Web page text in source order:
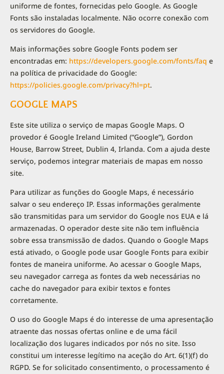
uniforme de fontes, fornecidas pelo Google. As Google
Fonts são instaladas localmente. Não ocorre conexão com
os servidores do Google.
Mais informações sobre Google Fonts podem ser
encontradas em: https://developers.google.com/fonts/faq e
na política de privacidade do Google:
https://policies.google.com/privacy?hl=pt.
GOOGLE MAPS
Este site utiliza o serviço de mapas Google Maps. O
provedor é Google Ireland Limited (“Google”), Gordon
House, Barrow Street, Dublin 4, Irlanda. Com a ajuda deste
serviço, podemos integrar materiais de mapas em nosso
site.
Para utilizar as funções do Google Maps, é necessário
salvar o seu endereço IP. Essas informações geralmente
são transmitidas para um servidor do Google nos EUA e lá
armazenadas. O operador deste site não tem influência
sobre essa transmissão de dados. Quando o Google Maps
está ativado, o Google pode usar Google Fonts para exibir
fontes de maneira uniforme. Ao acessar o Google Maps,
seu navegador carrega as fontes da web necessárias no
cache do navegador para exibir textos e fontes
corretamente.
O uso do Google Maps é do interesse de uma apresentação
atraente das nossas ofertas online e de uma fácil
localização dos lugares indicados por nós no site. Isso
constitui um interesse legítimo na aceção do Art. 6(1)(f) do
RGPD. Se for solicitado consentimento, o processamento é